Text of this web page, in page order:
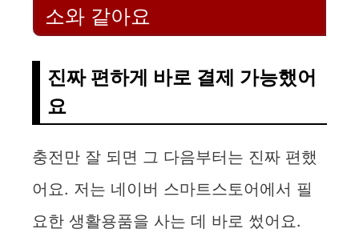
소와 같아요
진짜 편하게 바로 결제 가능했어
요
충전만 잘 되면 그 다음부터는 진짜 편했
어요. 저는 네이버 스마트스토어에서 필
요한 생활용품을 사는 데 바로 썼어요.